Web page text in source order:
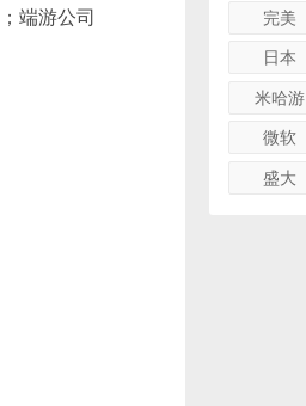
端游公司
完美
日本
米哈游
微软
盛大